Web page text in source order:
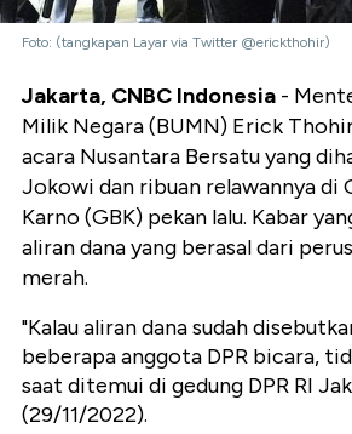
Foto: (tangkapan Layar via Twitter @erickthohir)
Jakarta, CNBC Indonesia -
Milik Negara (BUMN) Erick
acara Nusantara Bersatu yang
Jokowi dan ribuan relawannya di
Karno (GBK) pekan lalu. Kabar
aliran dana yang berasal dari
merah.
"Kalau aliran dana sudah
beberapa anggota DPR bicara,
saat ditemui di gedung DPR RI
(29/11/2022).